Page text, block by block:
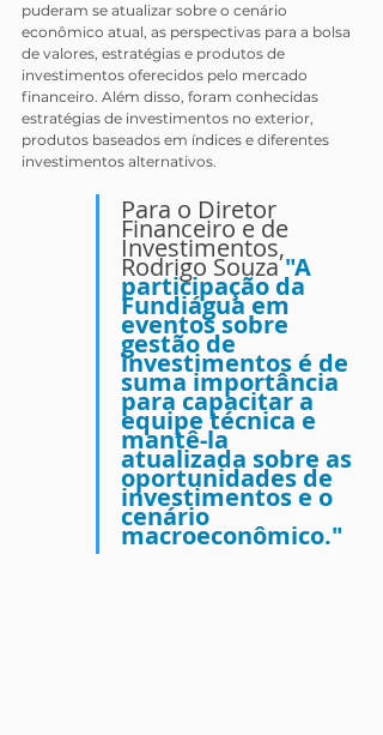
puderam se atualizar sobre o cenário
econômico atual, as perspectivas para a bolsa
de valores, estratégias e produtos de
investimentos oferecidos pelo mercado
financeiro. Além disso, foram conhecidas
estratégias de investimentos no exterior,
produtos baseados em índices e diferentes
investimentos alternativos.
Para o Diretor
Financeiro e de
Investimentos,
Rodrigo Souza "A
participação da
Fundiágua em
eventos sobre
gestão de
investimentos é de
suma importância
para capacitar a
equipe técnica e
mantê-la
atualizada sobre as
oportunidades de
investimentos e o
cenário
macroeconômico."